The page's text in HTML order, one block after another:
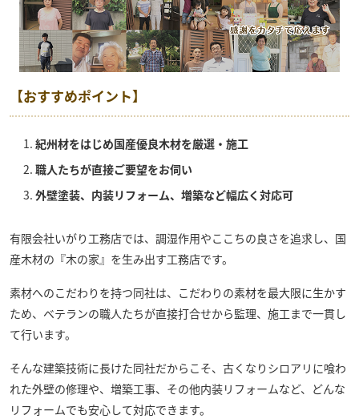
【おすすめポイント】
紀州材をはじめ国産優良木材を厳選・施工
職人たちが直接ご要望をお伺い
外壁塗装、内装リフォーム、増築など幅広く対応可
有限会社いがり工務店では、調湿作用やここちの良さを追求し、国
産木材の『木の家』を生み出す工務店です。
素材へのこだわりを持つ同社は、こだわりの素材を最大限に生かす
ため、ベテランの職人たちが直接打合せから監理、施工まで一貫し
て行います。
そんな建築技術に長けた同社だからこそ、古くなりシロアリに喰わ
れた外壁の修理や、増築工事、その他内装リフォームなど、どんな
リフォームでも安心して対応できます。